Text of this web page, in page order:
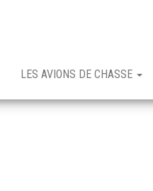
LES AVIONS DE CHASSE